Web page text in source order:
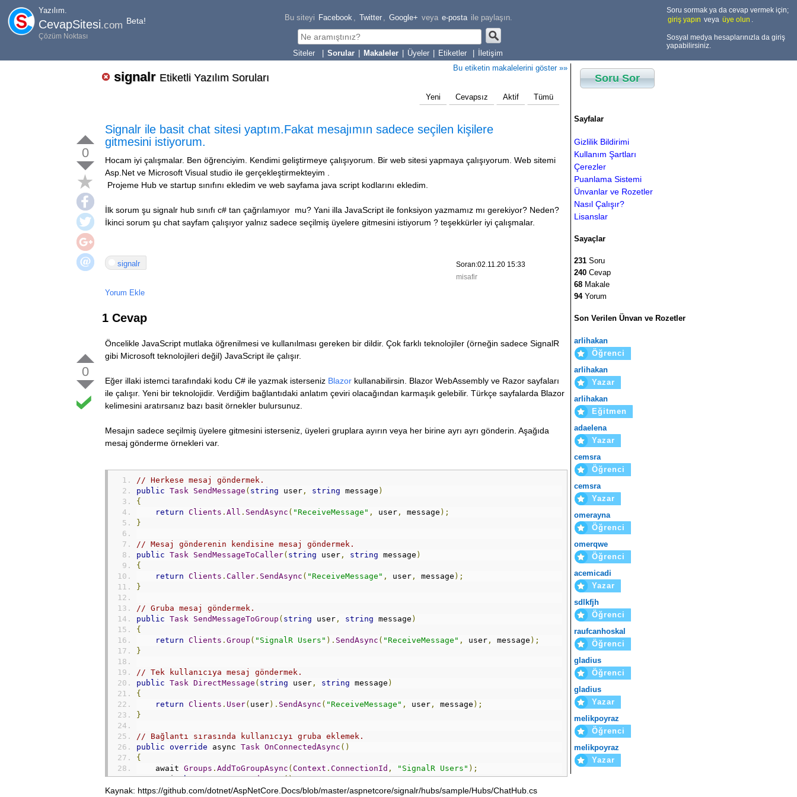
Yazılım.
CevapSitesi.com Beta!
Çözüm Noktası
Bu siteyi Facebook , Twitter , Google+ veya e-posta ile paylaşın.
Sorular Makaleler Üyeler Etiketler İletişim
Soru sormak ya da cevap vermek için;
giriş yapın veya üye olun .
Sosyal medya hesaplarınızla da giriş
yapabilirsiniz.
signalr Etiketli Yazılım Soruları
Bu etiketin makalelerini göster »»
Yeni Cevapsız Aktif Tümü
0
Signalr ile basit chat sitesi yaptım.Fakat mesajımın sadece seçilen kişilere
gitmesini istiyorum.
Hocam iyi çalışmalar. Ben öğrenciyim. Kendimi geliştirmeye çalışıyorum. Bir web sitesi yapmaya çalışıyorum. Web sitemi
Asp.Net ve Microsoft Visual studio ile gerçekleştirmekteyim .
Projeme Hub ve startup sınıfını ekledim ve web sayfama java script kodlarını ekledim.
İlk sorum şu signalr hub sınıfı c# tan çağrılamıyor mu? Yani illa JavaScript ile fonksiyon yazmamız mı gerekiyor? Neden?
İkinci sorum şu chat sayfam çalışıyor yalnız sadece seçilmiş üyelere gitmesini istiyorum ? teşekkürler iyi çalışmalar.
signalr
Soran:02.11.20 15:33
misafir
Yorum Ekle
1 Cevap
0
Öncelikle JavaScript mutlaka öğrenilmesi ve kullanılması gereken bir dildir. Çok farklı teknolojiler (örneğin sadece SignalR
gibi Microsoft teknolojileri değil) JavaScript ile çalışır.
Eğer illaki istemci tarafındaki kodu C# ile yazmak isterseniz Blazor kullanabilirsin. Blazor WebAssembly ve Razor sayfaları
ile çalışır. Yeni bir teknolojidir. Verdiğim bağlantıdaki anlatım çeviri olacağından karmaşık gelebilir. Türkçe sayfalarda Blazor
kelimesini aratırsanız bazı basit örnekler bulursunuz.
Mesajın sadece seçilmiş üyelere gitmesini isterseniz, üyeleri gruplara ayırın veya her birine ayrı ayrı gönderin. Aşağıda
mesaj gönderme örnekleri var.
// Herkese mesaj göndermek.
public Task SendMessage ( string user , string message )
{
return Clients . All . SendAsync ( "ReceiveMessage" , user , message );
}
// Mesaj gönderenin kendisine mesaj göndermek.
public Task SendMessageToCaller( string user , string message )
{
return Clients . Caller . SendAsync ( "ReceiveMessage" , user , message );
}
// Gruba mesaj göndermek.
public Task SendMessageToGroup ( string user , string message )
{
return Clients . Group ( "SignalR Users" ). SendAsync ( "ReceiveMessage" , user , message );
}
public Task DirectMessage ( string user , string message )
{
return Clients . User( user). SendAsync ( "ReceiveMessage" , user , message );
}
// Bağlantı sırasında kullanıcıyı gruba eklemek.
public override async Task OnConnectedAsync ()
{
    await
Groups . AddToGroupAsync ( Context . ConnectionId , "SignalR Users" );
    await
base.OnConnectedAsync();
}
Kaynak: https://github.com/dotnet/AspNetCore.Docs/blob/master/aspnetcore/signalr/hubs/sample/Hubs/ChatHub.cs
Soru Sor
Sayfalar
Gizlilik Bildirimi
Kullanım Şartları
Çerezler
Puanlama Sistemi
Ünvanlar ve Rozetler
Nasıl Çalışır?
Lisanslar
Sayaçlar
231 Soru
240 Cevap
68 Makale
94Yorum
Son Verilen Ünvan ve Rozetler
arlihakan
Öğrenci
arlihakan
Yazar
arlihakan
Eğitmen
adaelena
Yazar
cemsra
Öğrenci
cemsra
Yazar
omerayna
Öğrenci
omerqwe
Öğrenci
acemicadi
Yazar
sdlkfjh
Öğrenci
raufcanhoskal
Öğrenci
gladius
Öğrenci
gladius
Yazar
melikpoyraz
Öğrenci
melikpoyraz
Yazar